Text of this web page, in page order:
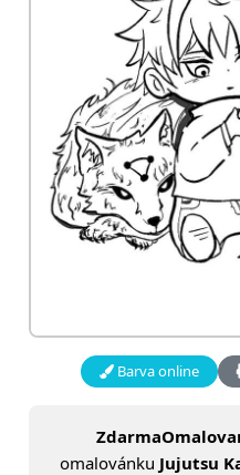
Barva online
omalovánku Jujutsu